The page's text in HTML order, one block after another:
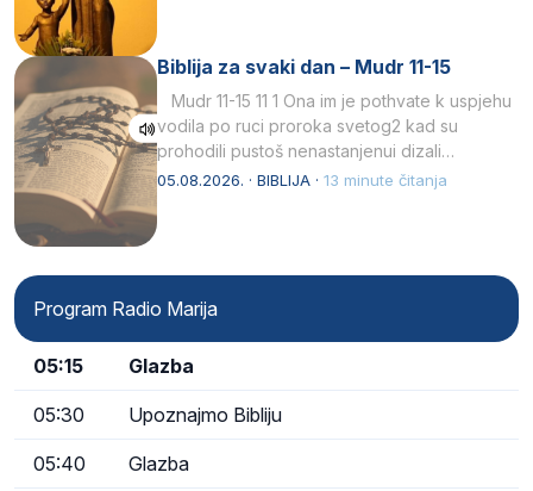
Biblija za svaki dan – Mudr 11-15
Mudr 11-15 11 1 Ona im je pothvate k uspjehu
vodila po ruci proroka svetog2 kad su
prohodili pustoš nenastanjenui dizali…
05.08.2026. · BIBLIJA · 13 minute čitanja
Program Radio Marija
05:15 Glazba
05:30 Upoznajmo Bibliju
05:40 Glazba